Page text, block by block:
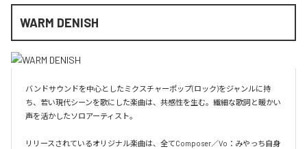
WARM DENISH
バンドサウンドを中心としたミクスチャーポップ(ロック)をジャンルに持
ち、若い現代シーンを歌にした楽曲は、共感性を生む。繊細な歌詞と暖かい
声を活かしたソロアーティスト。
リリースされているオリジナル楽曲は、全てComposer／Vo：みやっち自身